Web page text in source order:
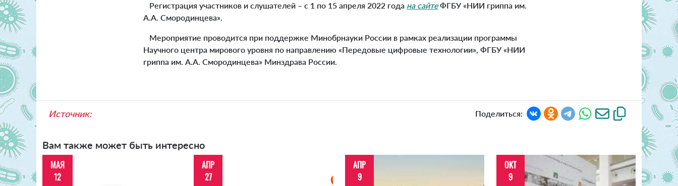
Регистрация участников и слушателей – с 1 по 15 апреля 2022 года на сайтеФГБУ «НИИ гриппа им.
А.А. Смородинцева».
Мероприятие проводится при поддержке Минобрнауки России в рамках реализации программы
Научного центра мирового уровня по направлению «Передовые цифровые технологии», ФГБУ «НИИ
гриппа им. А.А. Смородинцева» Минздрава России.
Источник: Поделиться:
Вам также может быть интересно
МАЯ
12
АПР
27
АПР
9
ОКТ
9